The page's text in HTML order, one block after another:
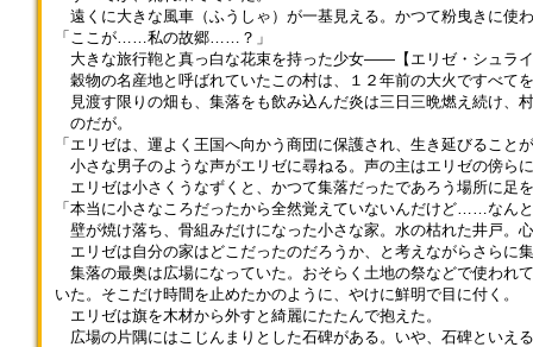
で、今まで考えていた内容を指
「無理！ やることが多すぎ
る！」 もともと身内だけで
経営していた店のため、リンツ
る近所のおばさまくらいしか店
員はいない。 作業を行おう
にも、手が足りないのは当たり
前だった。 「……一旦落ち着
こう」 はあ、と息を吐いた
リンツはそう言うと、店の奥に
引っ込んだ。 店の奥は居住
スペースになっている。 キ
ッチンでお茶を淹れ、お茶請け
に余り物のクッキーを用意しよ
が、ふと気がついて首を傾げ
た。 「ん？ でも、街はずれ
のお屋敷って、もう長い間人が
住んでないって……」 前に
学園長から聞いたことがある。
コルネが尋ねると、セイレン
はうなずいた。 「ええ。主人
がこの世を去ってから、もう三
百年ほどになります。ですが、
私は主亡き後もずっと屋敷の管
理を担っておりました」 カ
ルマは忠誠心の強い種族であ
る。彼はきっと、この長い時
を、主に与えられた役割を忠実
にこなして生きてきたのだろ
う。 「ところで……さきほど
のドラゴニアに恋をした。
ドラゴニアとの確執はそう古い
記憶ではなかった。 その葛
藤を、恋心が上回ってしまっ
者だったか。メリエルをどう思
っていたのかはわからない。だ
が、ドラゴニアに焦がれたメリ
エルがとうとう、その腕の中で
蒸発しちまうのを村人が見た」
ここまでは悲劇だ。 だが
それからが怪談だった。 そ
れからヴェリエーダの街には、
雨が降るたび、メリエルの亡霊
が出没するようになったとい
どう行動すべきか、反応すべき
践してもらう」 題して『村
人実践学』である。 ダミア
ンはバン、と大きな手のひらで
行うのは『魔物が村を襲った際
の村人らしい対処法』の実践
だ。4人以内のグループに分か
れ、学園で用意した模擬村を使
用して魔物の襲撃から村の制圧
までの一連の流れをシュミレー
ションする」 エヴァンは横
から補足をした。 「村の状況
は、穏やかな春の気候で、晴天
です。時刻は昼。授業開始の合
遠くに大きな風車（ふうしゃ）が一基見える。かつて粉曳きに使
「ここが……私の故郷……？」
大きな旅行鞄と真っ白な花束を持った少女――【エリゼ・シュラ
穀物の名産地と呼ばれていたこの村は、１２年前の大火ですべて
見渡す限りの畑も、集落をも飲み込んだ炎は三日三晩燃え続け、
のだが。
「エリゼは、運よく王国へ向かう商団に保護され、生き延びるこ
小さな男子のような声がエリゼに尋ねる。声の主はエリゼの傍ら
エリゼは小さくうなずくと、かつて集落だったであろう場所に足
「本当に小さなころだったから全然覚えていないんだけど……なん
壁が焼け落ち、骨組みだけになった小さな家。水の枯れた井戸。
エリゼは自分の家はどこだったのだろうか、と考えながらさらに
集落の最奥は広場になっていた。おそらく土地の祭などで使われ
いた。そこだけ時間を止めたかのように、やけに鮮明で目に付く。
エリゼは旗を木材から外すと綺麗にたたんで抱えた。
広場の片隅にはこじんまりとした石碑がある。いや、石碑といえ